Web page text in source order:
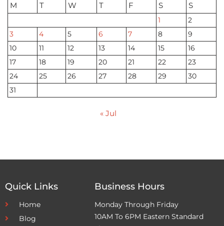
M
T W T F S S
1
2
3
4 5 6 7 8
9
10
11 12 13 14 15
16
17
18 19 20 21 22
23
24
25 26 27 28 29
30
31
« Jul
Quick Links
Home
Blog
Business Hours
Monday Through Friday
10AM To 6PM Eastern Standard